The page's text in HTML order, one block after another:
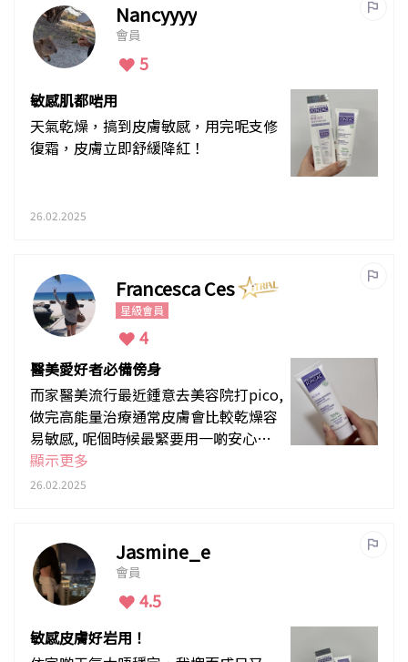
Nancyyyy
會員
5
敏感肌都啱用
天氣乾燥，搞到皮膚敏感，用完呢支修
復霜，皮膚立即舒緩降紅！
26.02.2025
Francesca Ces
星級會員
4
醫美愛好者必備傍身
而家醫美流行最近鍾意去美容院打pico,
做完高能量治療通常皮膚會比較乾燥容
易敏感, 呢個時候最緊要用一啲安心有
信譽嘅護膚品,積雪草深層修復霜質地輕
盈易吸收, 連續使用明顯感覺到泛紅皮
顯示更多
26.02.2025
Jasmine_e
會員
4.5
敏感皮膚好岩用！